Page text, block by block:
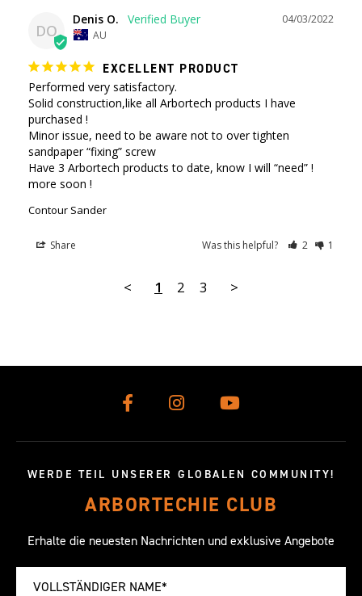
DO
04/03/2022
Denis O.
AU
EXCELLENT PRODUCT
Performed very satisfactory.
Solid construction,like all Arbortech products I have
purchased !
Minor issue, need to be aware not to over tighten
sandpaper “fixing” screw
Have 3 Arbortech products to date, know I will “need” !
more soon !
Contour Sander
Share Was this helpful? 2 1
< 1 2 3 >
WERDE TEIL UNSERER GLOBALEN COMMUNITY!
ARBORTECHIE CLUB
Erhalte die neuesten Nachrichten und exklusive Angebote